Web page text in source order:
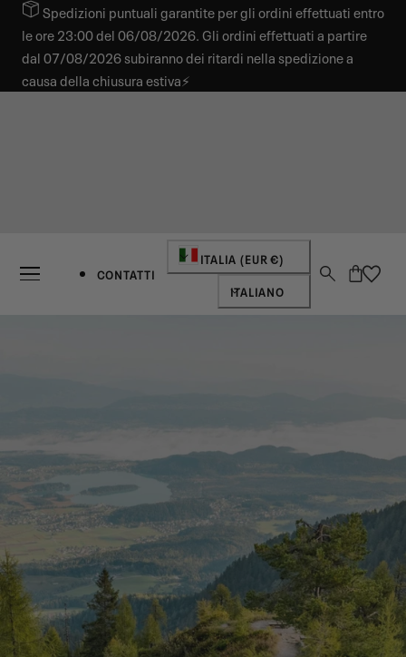
CONTENUTOSpedizioni puntuali garantite per gli ordini effettuati entro
le ore 23:00 del 06/08/2026. Gli ordini effettuati a partire
dal 07/08/2026 subiranno dei ritardi nella spedizione a
causa della chiusura estiva⚡
CONTATTI
Paese/regione
ITALIA (EUR €)
Lingua
ITALIANO
Carrello